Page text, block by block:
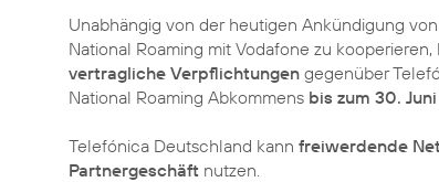
Unabhängig von der heutigen Ankündigung von
National Roaming mit Vodafone zu kooperieren,
vertragliche Verpflichtungen gegenüber
National Roaming Abkommens bis zum 30.
Telefónica Deutschland kann freiwerdende
Partnergeschäft nutzen.